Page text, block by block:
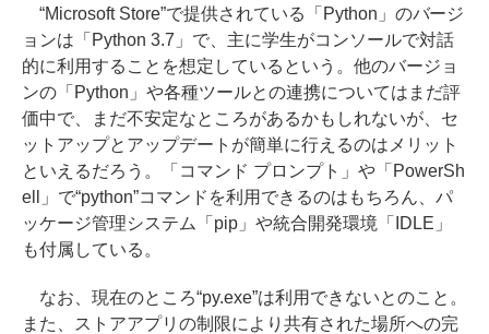
“Microsoft Store”で提供されている「Python」のバージ
ョンは「Python 3.7」で、主に学生がコンソールで対話
的に利用することを想定しているという。他のバージョ
ンの「Python」や各種ツールとの連携についてはまだ評
価中で、まだ不安定なところがあるかもしれないが、セ
ットアップとアップデートが簡単に行えるのはメリット
といえるだろう。「コマンド プロンプト」や「PowerSh
ell」で“python”コマンドを利用できるのはもちろん、パ
ッケージ管理システム「pip」や統合開発環境「IDLE」
も付属している。
なお、現在のところ“py.exe”は利用できないとのこと。
また、ストアアプリの制限により共有された場所への完